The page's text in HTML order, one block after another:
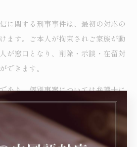
に関する刑事事件は、最初の対応の
ます。ご本人が拘束されご家族が動
が窓口となり、削除・示談・在留対
できます。
あり、個別事案については弁護士に
事情に基づくものであり、同様の結